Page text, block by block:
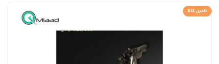
تامین کالا